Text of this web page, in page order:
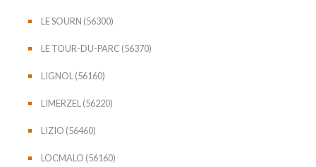
LE SOURN (56300)
LE TOUR-DU-PARC (56370)
LIGNOL (56160)
LIMERZEL (56220)
LIZIO (56460)
LOCMALO (56160)